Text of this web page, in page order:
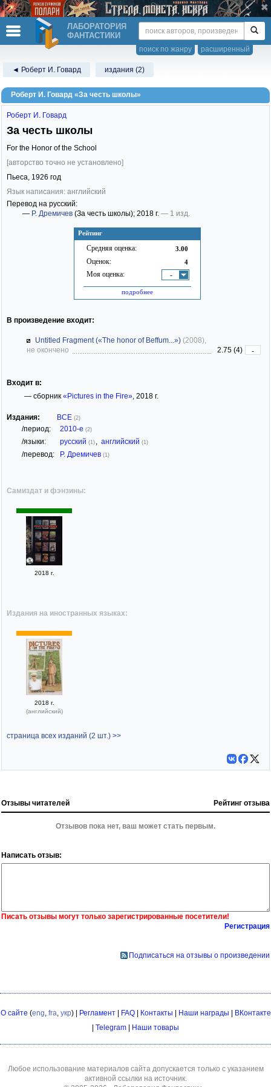
ЛАБОРАТОРИЯ
ФАНТАСТИКИ
расширенный
поиск по жанру
◄ Роберт И. Говард издания (2)
Роберт И. Говард «За честь школы»
Рейтинг
Средняя оценка: 3.00
Оценок: 4
Моя оценка: -
подробнее
Роберт И. Говард
За честь школы
For the Honor of the School
[авторство точно не установлено]
Пьеса, 1926 год
Язык написания: английский
Перевод на русский:
— Р. Дремичев (За честь школы); 2018 г. — 1 изд.
В произведение входит:
Untitled Fragment («The honor of Beffum...») (2008),
не окончено
2.75 (4) -
Входит в:
— сборник «Pictures in the Fire», 2018 г.
Издания: ВСЕ (2)
/период: 2010-е (2)
/языки: русский (1) английский (1)
/перевод: Р. Дремичев (1)
Самиздат и фэнзины:
2018 г.
Издания на иностранных языках:
2018 г.
(английский)
страница всех изданий (2 шт.) >>
Отзывы читателей Рейтинг отзыва
Отзывов пока нет, ваш может стать первым.
Написать отзыв:
Писать отзывы могут только зарегистрированные посетители!
Регистрация
Подписаться на отзывы о произведении
О сайте (eng fra укр) | Регламент| FAQ| Контакты | Наши награды | ВКонтакте
| Telegram | Наши товары
Любое использование материалов сайта допускается только с указанием
активной ссылки на источник.